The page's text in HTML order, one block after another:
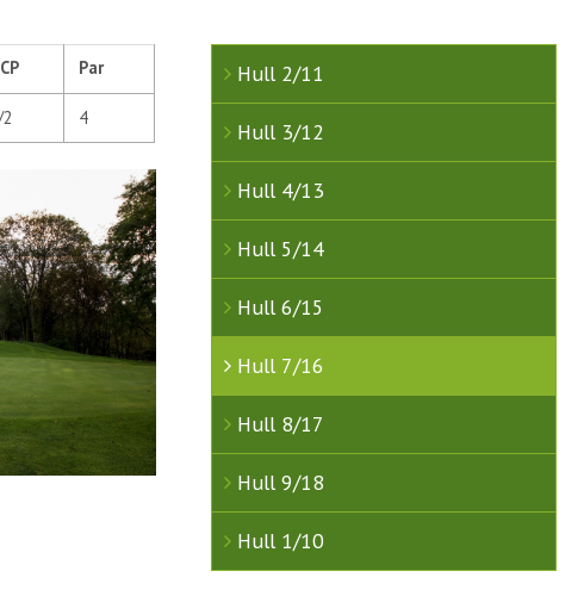
Par
4
Hull 2/11
Hull 3/12
Hull 4/13
Hull 5/14
Hull 6/15
Hull 7/16
Hull 8/17
Hull 9/18
Hull 1/10